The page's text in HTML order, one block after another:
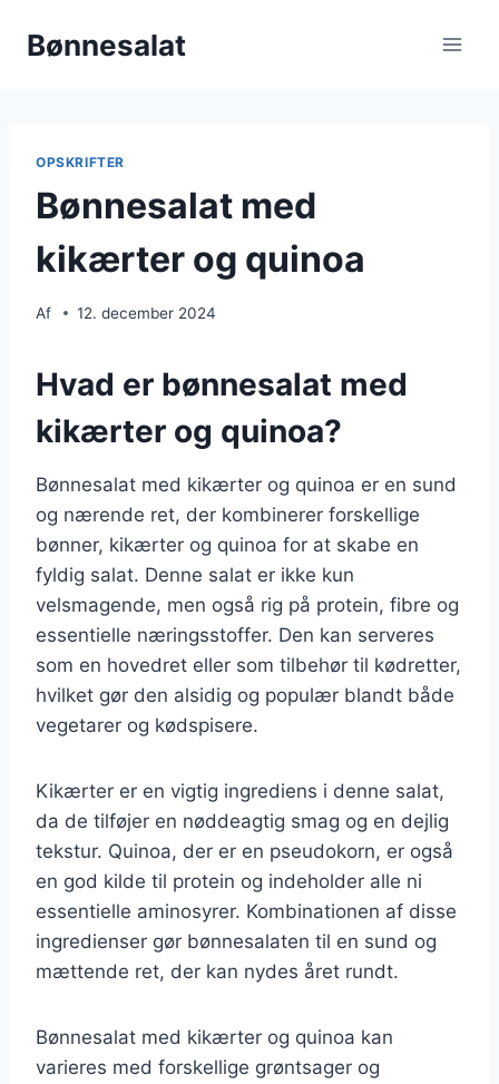
Bønnesalat
OPSKRIFTER
Bønnesalat med
kikærter og quinoa
Af 12. december 2024
Hvad er bønnesalat med
kikærter og quinoa?
Bønnesalat med kikærter og quinoa er en sund
og nærende ret, der kombinerer forskellige
bønner, kikærter og quinoa for at skabe en
fyldig salat. Denne salat er ikke kun
velsmagende, men også rig på protein, fibre og
essentielle næringsstoffer. Den kan serveres
som en hovedret eller som tilbehør til kødretter,
hvilket gør den alsidig og populær blandt både
vegetarer og kødspisere.
Kikærter er en vigtig ingrediens i denne salat,
da de tilføjer en nøddeagtig smag og en dejlig
tekstur. Quinoa, der er en pseudokorn, er også
en god kilde til protein og indeholder alle ni
essentielle aminosyrer. Kombinationen af disse
ingredienser gør bønnesalaten til en sund og
mættende ret, der kan nydes året rundt.
Bønnesalat med kikærter og quinoa kan
varieres med forskellige grøntsager og